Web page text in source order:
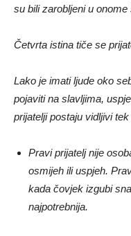
su bili zarobljeni u
Četvrta istina tiče se
Lako je imati ljude oko
pojaviti na slavljima,
prijatelji postaju vidljivi
Pravi prijatelj nije
osmijeh ili uspjeh.
kada čovjek izgubi
najpotrebnija.